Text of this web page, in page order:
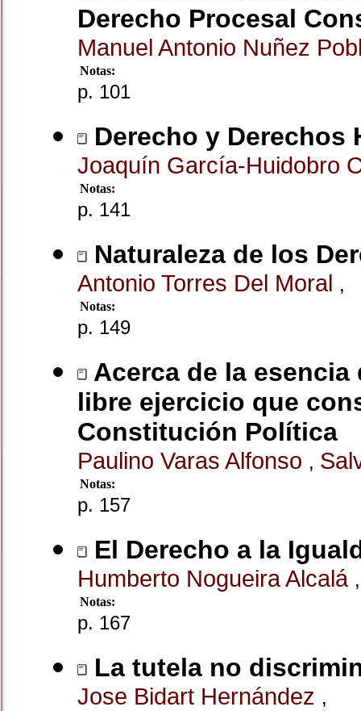
Derecho Procesal
Manuel Antonio Nuñez
Notas:
p. 101
Derecho y
Joaquín García-Huidobro
Notas:
p. 141
Naturaleza de los
Antonio Torres Del Moral ,
Notas:
p. 149
Acerca de la
libre ejercicio que
Constitución Política
Paulino Varas Alfonso ,
Notas:
p. 157
El Derecho a la
Humberto Nogueira Alcalá ,
Notas:
p. 167
La tutela no
Jose Bidart Hernández ,